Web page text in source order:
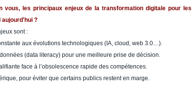
vous, les principaux enjeux de la transformation digitale pour les
aujourd'hui ?
sont :
aux évolutions technologiques (IA, cloud, web 3.0…).
(data literacy) pour une meilleure prise de décision.
face à l’obsolescence rapide des compétences.
pour éviter que certains publics restent en marge.